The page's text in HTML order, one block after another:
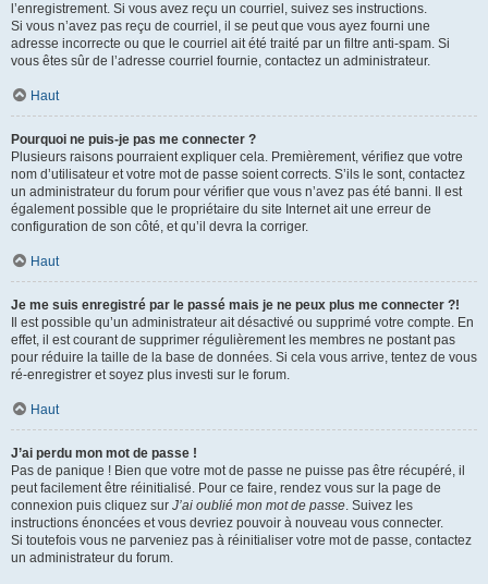
l’enregistrement. Si vous avez reçu un courriel, suivez ses instructions.
Si vous n’avez pas reçu de courriel, il se peut que vous ayez fourni une
adresse incorrecte ou que le courriel ait été traité par un filtre anti-spam. Si
vous êtes sûr de l’adresse courriel fournie, contactez un administrateur.
Haut
Pourquoi ne puis-je pas me connecter ?
Plusieurs raisons pourraient expliquer cela. Premièrement, vérifiez que votre
nom d’utilisateur et votre mot de passe soient corrects. S’ils le sont, contactez
un administrateur du forum pour vérifier que vous n’avez pas été banni. Il est
également possible que le propriétaire du site Internet ait une erreur de
configuration de son côté, et qu’il devra la corriger.
Haut
Je me suis enregistré par le passé mais je ne peux plus me connecter ?!
Il est possible qu’un administrateur ait désactivé ou supprimé votre compte. En
effet, il est courant de supprimer régulièrement les membres ne postant pas
pour réduire la taille de la base de données. Si cela vous arrive, tentez de vous
ré-enregistrer et soyez plus investi sur le forum.
Haut
J’ai perdu mon mot de passe !
Pas de panique ! Bien que votre mot de passe ne puisse pas être récupéré, il
peut facilement être réinitialisé. Pour ce faire, rendez vous sur la page de
connexion puis cliquez sur J’ai oublié mon mot de passe. Suivez les
instructions énoncées et vous devriez pouvoir à nouveau vous connecter.
Si toutefois vous ne parveniez pas à réinitialiser votre mot de passe, contactez
un administrateur du forum.